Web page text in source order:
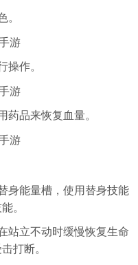
。
操作。
药品来恢复血量。
身能量槽，使用替身技能
。
站立不动时缓慢恢复生命
打断。